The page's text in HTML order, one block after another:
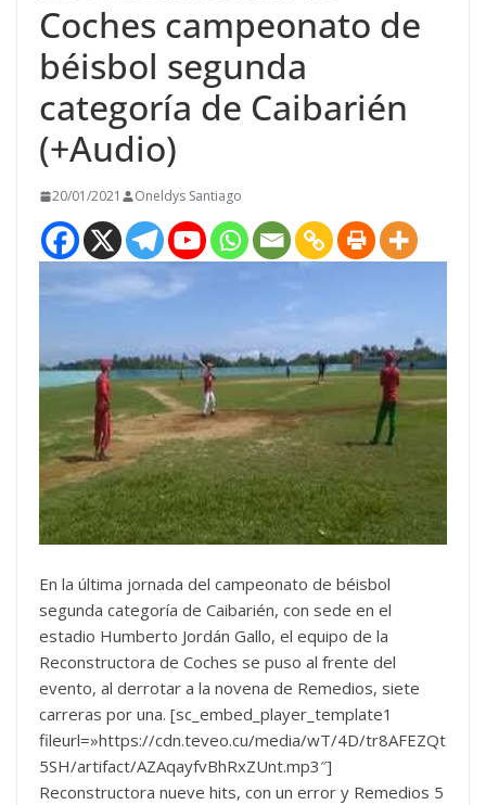
Coches campeonato de
béisbol segunda
categoría de Caibarién
(+Audio)
20/01/2021 Oneldys Santiago
En la última jornada del campeonato de béisbol
segunda categoría de Caibarién, con sede en el
estadio Humberto Jordán Gallo, el equipo de la
Reconstructora de Coches se puso al frente del
evento, al derrotar a la novena de Remedios, siete
carreras por una. [sc_embed_player_template1
fileurl=»https://cdn.teveo.cu/media/wT/4D/tr8AFEZQt
5SH/artifact/AZAqayfvBhRxZUnt.mp3″]
Reconstructora nueve hits, con un error y Remedios 5